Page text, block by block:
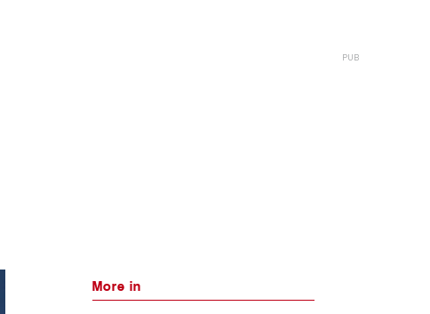
More in